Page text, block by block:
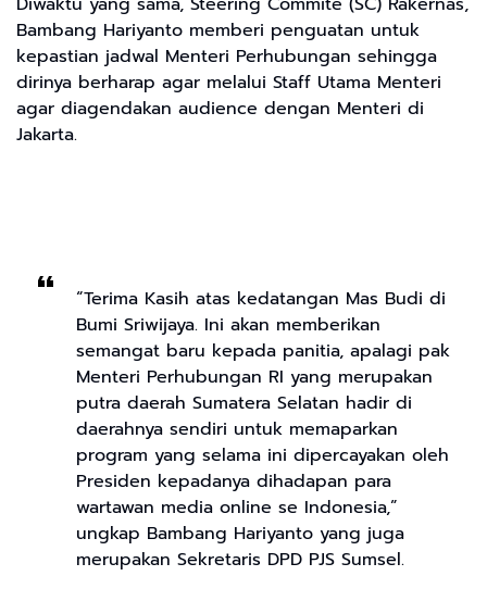
Bambang Hariyanto memberi penguatan untuk
kepastian jadwal Menteri Perhubungan sehingga
dirinya berharap agar melalui Staff Utama Menteri
agar diagendakan audience dengan Menteri di
Jakarta.
“Terima Kasih atas kedatangan Mas Budi di
Bumi Sriwijaya. Ini akan memberikan
semangat baru kepada panitia, apalagi pak
Menteri Perhubungan RI yang merupakan
putra daerah Sumatera Selatan hadir di
daerahnya sendiri untuk memaparkan
program yang selama ini dipercayakan oleh
Presiden kepadanya dihadapan para
wartawan media online se Indonesia,”
ungkap Bambang Hariyanto yang juga
merupakan Sekretaris DPD PJS Sumsel.